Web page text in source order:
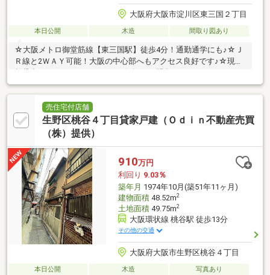
大阪府大阪市淀川区東三国２丁目
本日公開 木造 間取り図あり
☆大阪メトロ御堂筋線【東三国駅】徒歩4分！通勤通学にも♪☆Ｊ
Ｒ線と2ＷＡＹ可能！大阪の中心部へもアクセス良好です♪☆現況
売住宅付店舗
生野区桃谷４丁目貸家戸建（Ｏｄｉｎ不動産売買
（株）提供）
910万円
利回り 9.03％
築年月 1974年10月(築51年11ヶ月)
建物面積48.52m2
土地面積49.75m2
大阪環状線 桃谷駅 徒歩13分
その他の交通
大阪府大阪市生野区桃谷４丁目
本日公開 木造 写真あり